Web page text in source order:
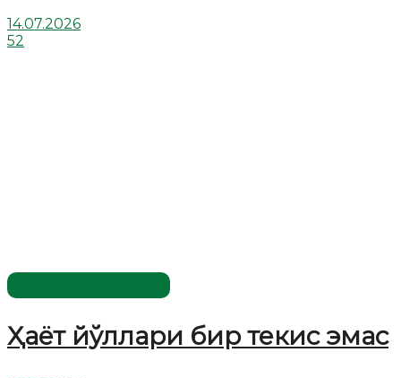
14.07.2026
52
Ҳаёт йўллари бир текис эмас